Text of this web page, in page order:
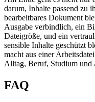
darum, Inhalte passend zu
bearbeitbares Dokument
Ausgabe verbindlich, ein
Dateigröße, und ein
sensible Inhalte geschützt
macht aus einer
Alltag, Beruf, Studium und
FAQ